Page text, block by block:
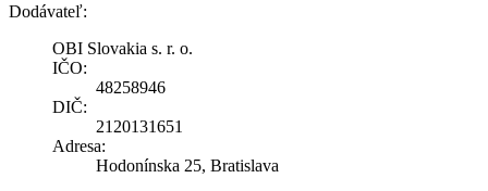
Dodávateľ:
OBI Slovakia s. r. o.
IČO:
48258946
DIČ:
2120131651
Adresa:
Hodonínska 25, Bratislava